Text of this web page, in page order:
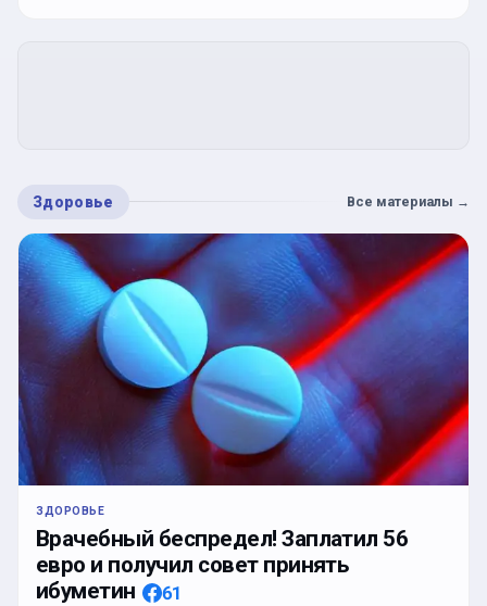
Здоровье Все материалы →
ЗДОРОВЬЕ
Врачебный беспредел! Заплатил 56
евро и получил совет принять
ибуметин
61